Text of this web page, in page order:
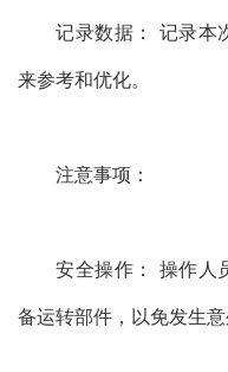
记录数据： 记录本
来参考和优化。
注意事项：
安全操作： 操作人
备运转部件，以免发生意